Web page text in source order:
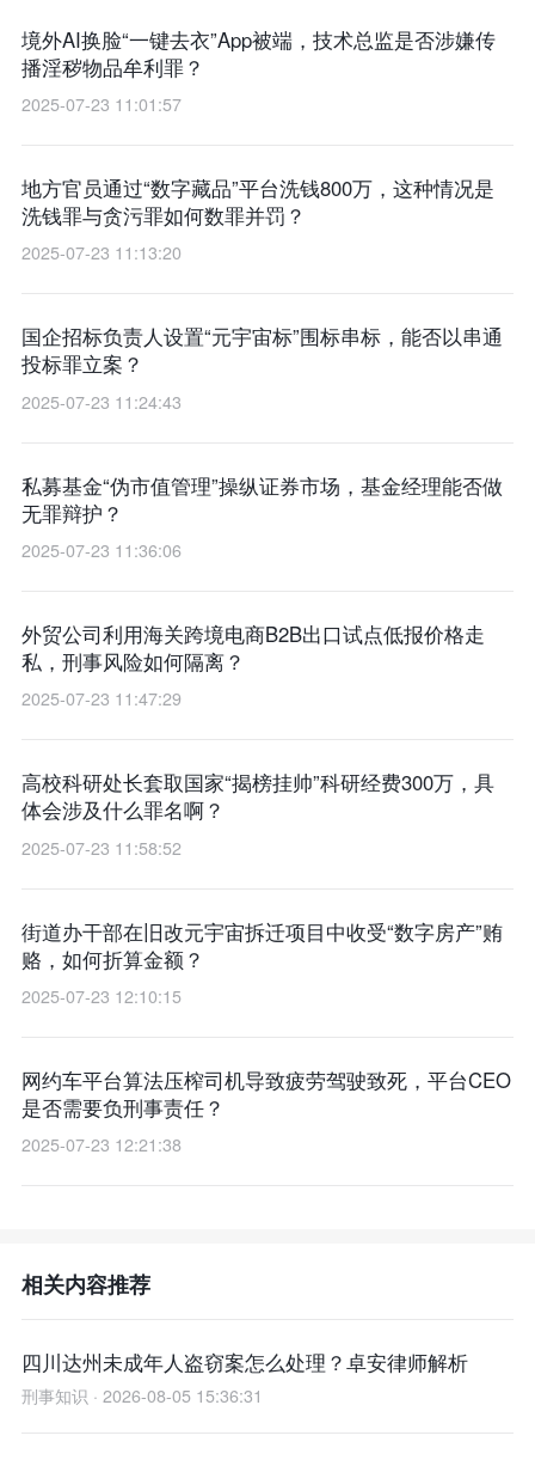
境外AI换脸“一键去衣”App被端，技术总监是否涉嫌传
播淫秽物品牟利罪？
2025-07-23 11:01:57
地方官员通过“数字藏品”平台洗钱800万，这种情况是
洗钱罪与贪污罪如何数罪并罚？
2025-07-23 11:13:20
国企招标负责人设置“元宇宙标”围标串标，能否以串通
投标罪立案？
2025-07-23 11:24:43
私募基金“伪市值管理”操纵证券市场，基金经理能否做
无罪辩护？
2025-07-23 11:36:06
外贸公司利用海关跨境电商B2B出口试点低报价格走
私，刑事风险如何隔离？
2025-07-23 11:47:29
高校科研处长套取国家“揭榜挂帅”科研经费300万，具
体会涉及什么罪名啊？
2025-07-23 11:58:52
街道办干部在旧改元宇宙拆迁项目中收受“数字房产”贿
赂，如何折算金额？
2025-07-23 12:10:15
网约车平台算法压榨司机导致疲劳驾驶致死，平台CEO
是否需要负刑事责任？
2025-07-23 12:21:38
相关内容推荐
四川达州未成年人盗窃案怎么处理？卓安律师解析
刑事知识 · 2026-08-05 15:36:31